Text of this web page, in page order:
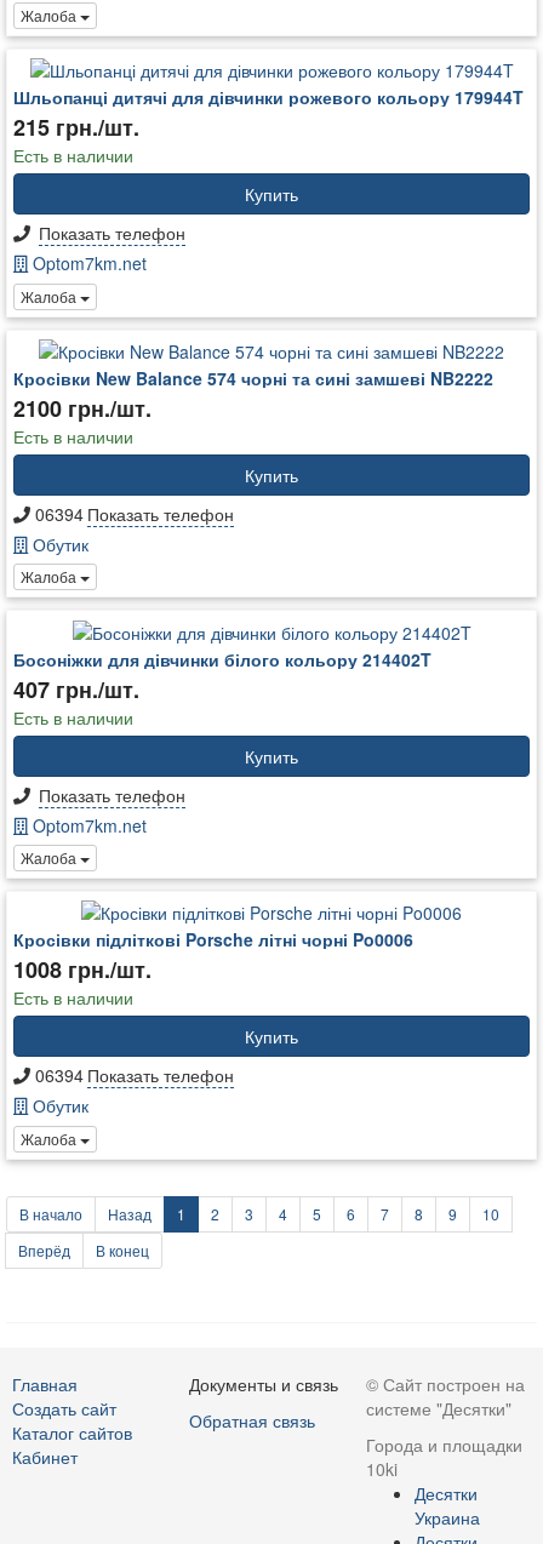
Жалоба
Шльопанці дитячі для дівчинки рожевого кольору 179944T
215 грн./шт.
Есть в наличии
Купить
Показать телефон
Optom7km.net
Жалоба
Кросівки New Balance 574 чорні та сині замшеві NB2222
2100 грн./шт.
Есть в наличии
Купить
06394 Показать телефон
Обутик
Жалоба
Босоніжки для дівчинки білого кольору 214402T
407 грн./шт.
Есть в наличии
Купить
Показать телефон
Optom7km.net
Жалоба
Кросівки підліткові Porsche літні чорні Po0006
1008 грн./шт.
Есть в наличии
Купить
06394 Показать телефон
Обутик
Жалоба
В начало Назад 1 2 3 4 5 6 7 8 9
10
Вперёд
В конец
Главная
Создать сайт
Каталог сайтов
Кабинет
Документы и связь
Обратная связь
© Сайт построен на
системе "Десятки"
Города и площадки
10ki
Десятки
Украина